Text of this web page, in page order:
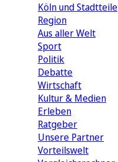
Köln und Stadtteile
Region
Aus aller Welt
Sport
Politik
Debatte
Wirtschaft
Kultur & Medien
Erleben
Ratgeber
Unsere Partner
Vorteilswelt